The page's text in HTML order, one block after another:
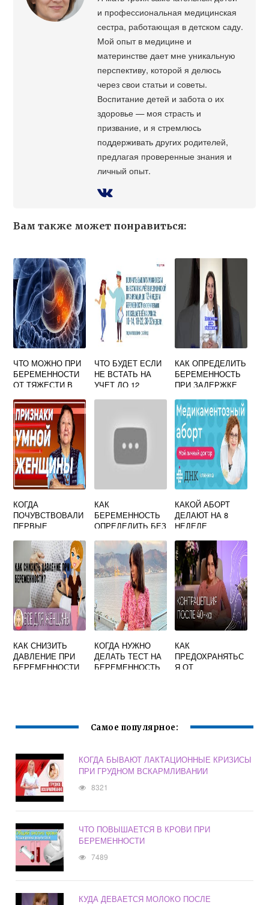
и профессиональная медицинская
сестра, работающая в детском саду.
Мой опыт в медицине и
материнстве дает мне уникальную
перспективу, которой я делюсь
через свои статьи и советы.
Воспитание детей и забота о их
здоровье — моя страсть и
призвание, и я стремлюсь
поддерживать других родителей,
предлагая проверенные знания и
личный опыт.
Вам также может понравиться:
ЧТО МОЖНО ПРИ
БЕРЕМЕННОСТИ
ОТ ТЯЖЕСТИ В
ЧТО БУДЕТ ЕСЛИ
НЕ ВСТАТЬ НА
УЧЕТ ДО 12
КАК ОПРЕДЕЛИТЬ
БЕРЕМЕННОСТЬ
ПРИ ЗАДЕРЖКЕ
КОГДА
ПОЧУВСТВОВАЛИ
ПЕРВЫЕ
ПЕРВУЮ
БЕРЕМЕННОСТЬ
ФОРУМ
КАК
БЕРЕМЕННОСТЬ
ОПРЕДЕЛИТЬ БЕЗ
КАКОЙ АБОРТ
ДЕЛАЮТ НА 8
НЕДЕЛЕ
КАК СНИЗИТЬ
ДАВЛЕНИЕ ПРИ
БЕРЕМЕННОСТИ
КОГДА НУЖНО
ДЕЛАТЬ ТЕСТ НА
БЕРЕМЕННОСТЬ
КАК
ПРЕДОХРАНЯТЬС
Я ОТ
Самое популярное:
КОГДА БЫВАЮТ ЛАКТАЦИОННЫЕ КРИЗИСЫ
ПРИ ГРУДНОМ ВСКАРМЛИВАНИИ
8321
ЧТО ПОВЫШАЕТСЯ В КРОВИ ПРИ
БЕРЕМЕННОСТИ
7489
КУДА ДЕВАЕТСЯ МОЛОКО ПОСЛЕ